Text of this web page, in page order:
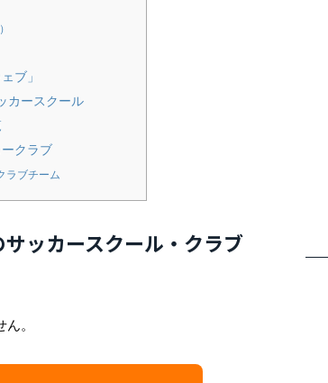
ブ」
カースクール
クラブ
ラブチーム
サッカースクール・クラブ
。